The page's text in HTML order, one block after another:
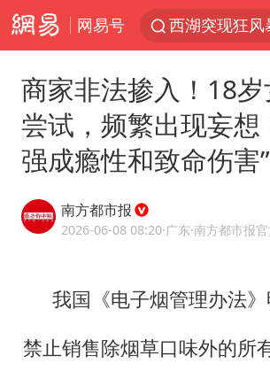
网易号
金饰克价一夜
白海豚将正面
几元成本 千
商家非法掺入！18
尝试，频繁出现妄想
强成瘾性和致命伤害”
南方都市报
2026-06-08 08:20·广东
我国《电子烟管理办法
禁止销售除烟草口味外的所